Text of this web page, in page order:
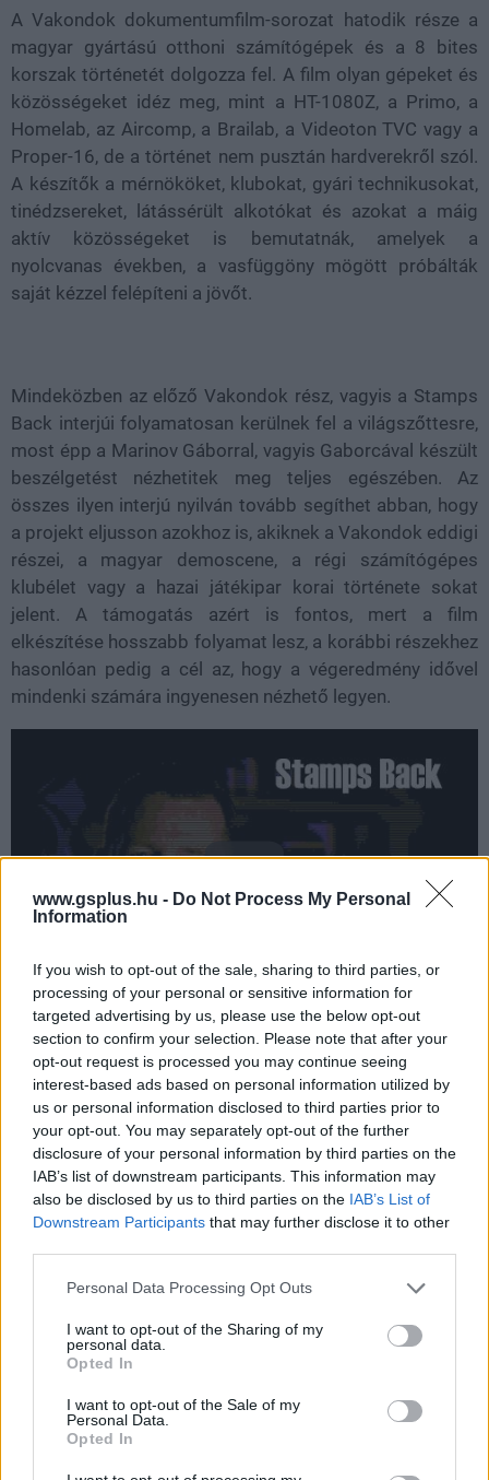
www.gsplus.hu - Do Not Process My Personal
Information
If you wish to opt-out of the sale, sharing to third parties, or
processing of your personal or sensitive information for
targeted advertising by us, please use the below opt-out
section to confirm your selection. Please note that after your
opt-out request is processed you may continue seeing
interest-based ads based on personal information utilized by
us or personal information disclosed to third parties prior to
your opt-out. You may separately opt-out of the further
disclosure of your personal information by third parties on the
IAB’s list of downstream participants. This information may
also be disclosed by us to third parties on the IAB’s List of
Downstream Participants that may further disclose it to other
Please note that this website/app uses one or more Google
not limited to your visit or usage behaviour. You may click to
grant or deny consent to Google and its third-party tags to
use your data for below specified purposes in below Google
consent section.
Personal Data Processing Opt Outs
I want to opt-out of the Sharing of my
personal data.
Opted In
I want to opt-out of the Sale of my
Personal Data.
Opted In
A Vakondok dokumentumfilm-sorozat hatodik része a
magyar gyártású otthoni számítógépek és a 8 bites
korszak történetét dolgozza fel. A film olyan gépeket és
közösségeket idéz meg, mint a HT-1080Z, a Primo, a
Homelab, az Aircomp, a Brailab, a Videoton TVC vagy a
Proper-16, de a történet nem pusztán hardverekről szól.
A készítők a mérnököket, klubokat, gyári technikusokat,
tinédzsereket, látássérült alkotókat és azokat a máig
aktív közösségeket is bemutatnák, amelyek a
nyolcvanas években, a vasfüggöny mögött próbálták
saját kézzel felépíteni a jövőt.
Mindeközben az előző Vakondok rész, vagyis a Stamps
Back interjúi folyamatosan kerülnek fel a világszőttesre,
most épp a Marinov Gáborral, vagyis Gaborcával készült
beszélgetést nézhetitek meg teljes egészében. Az
összes ilyen interjú nyilván tovább segíthet abban, hogy
a projekt eljusson azokhoz is, akiknek a Vakondok eddigi
részei, a magyar demoscene, a régi számítógépes
klubélet vagy a hazai játékipar korai története sokat
jelent. A támogatás azért is fontos, mert a film
elkészítése hosszabb folyamat lesz, a korábbi részekhez
hasonlóan pedig a cél az, hogy a végeredmény idővel
mindenki számára ingyenesen nézhető legyen.
Néhány népszerűbb csomagból egyébként már alig
maradt. A kampányoldal szerint az Executive Producer
szint elkelt, a Stábvetítés + MegaPack csomagból már
csak pár darab érhető el, de a Szponzor és Főszponzor
kategóriákban is nagyon kevés hely maradt. Aki tehát
nem csak névvel, hanem valamilyen különlegesebb
formában szeretne kapcsolódni a filmhez, annak
érdemes gyorsan lépnie.
SMASH by Meló-Diák: Homok, zene és a nyár legjobb
hangulata – Jön a második forduló! (X)
Július végén folytatódik a balatoni strandröplabda-